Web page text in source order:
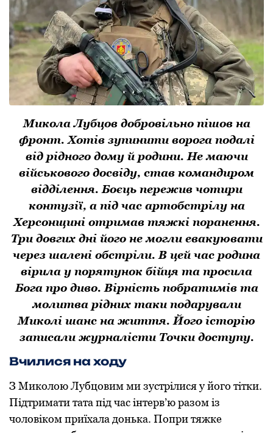
Микола Лубцов добровільно пішов на
фронт. Хотів зупинити ворога подалі
від рідного дому й родини. Не маючи
військового досвіду, став командиром
відділення. Боєць пережив чотири
контузії, а під час артобстрілу на
Херсонщині отримав тяжкі поранення.
Три довгих дні його не могли евакуювати
через шалені обстріли. В цей час родина
вірила у порятунок бійця та просила
Бога про диво. Вірність побратимів та
молитва рідних таки подарували
Миколі шанс на життя. Його історію
записали журналісти Точки доступу.
Вчилися на ходу
З Миколою Лубцовим ми зустрілися у його тітки.
Підтримати тата під час інтерв’ю разом із
чоловіком приїхала донька. Попри тяжке